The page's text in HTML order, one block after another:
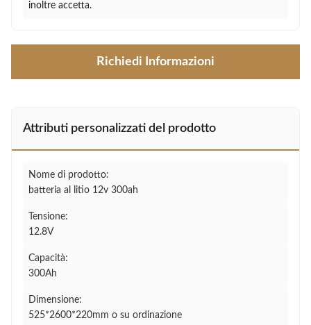
inoltre accetta.
Richiedi Informazioni
Attributi personalizzati del prodotto
Nome di prodotto:
batteria al litio 12v 300ah
Tensione:
12.8V
Capacità:
300Ah
Dimensione:
525*2600*220mm o su ordinazione